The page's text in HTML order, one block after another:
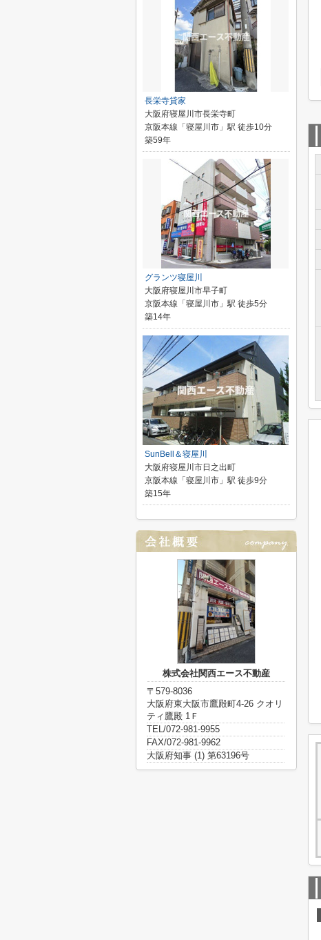
長栄寺貸家
大阪府寝屋川市長栄寺町
京阪本線「寝屋川市」駅 徒歩10分
築59年
グランツ寝屋川
大阪府寝屋川市早子町
京阪本線「寝屋川市」駅 徒歩5分
築14年
SunBell＆寝屋川
大阪府寝屋川市日之出町
京阪本線「寝屋川市」駅 徒歩9分
築15年
株式会社関西エース不動産
〒579-8036
大阪府東大阪市鷹殿町4-26 クオリ
ティ鷹殿 1Ｆ
TEL/072-981-9955
FAX/072-981-9962
大阪府知事 (1) 第63196号